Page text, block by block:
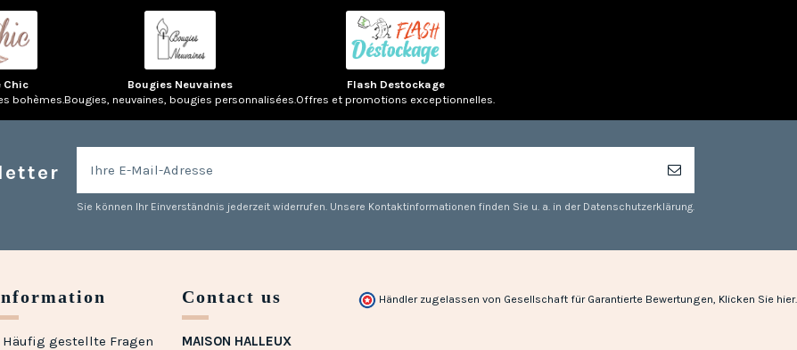
Chic
bohèmes.
Bougies Neuvaines
Bougies, neuvaines, bougies personnalisées.
Flash Destockage
Offres et promotions exceptionnelles.
Sie können Ihr Einverständnis jederzeit widerrufen. Unsere Kontaktinformationen finden Sie u. a. in der Datenschutzerklärung.
Häufig gestellte Fragen
Contact us
MAISON HALLEUX
Händler zugelassen von Gesellschaft für Garantierte Bewertungen, Klicken Sie hier.